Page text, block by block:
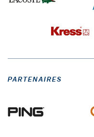
PARTENAIRES